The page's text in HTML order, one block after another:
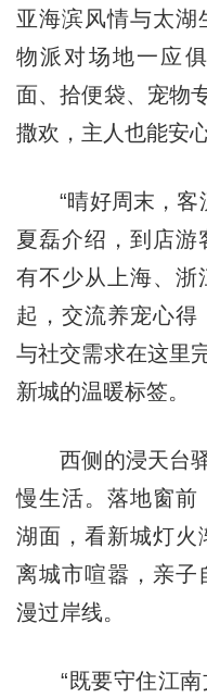
亚海滨风情与太湖
物派对场地一应
面、拾便袋、宠物
撒欢，主人也能安
“晴好周末，客
夏磊介绍，到店游
有不少从上海、浙
起，交流养宠心得
与社交需求在这里
新城的温暖标签。
西侧的浸天台驿
慢生活。落地窗前
湖面，看新城灯火
离城市喧嚣，亲子
漫过岸线。
“既要守住江南